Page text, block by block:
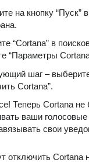
на кнопку “Пуск”
“Cortana” в
“Параметры
шаг –
Cortana”.
Теперь Cortana не
ваши
свои
отключить Cortana